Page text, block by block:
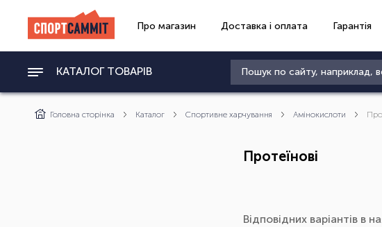
Про магазин Доставка і оплата Гарантія
КАТАЛОГ ТОВАРІВ
Головна сторінка Каталог Спортивне харчування Амінокислоти
Протеїнові
Відповідних варіантів